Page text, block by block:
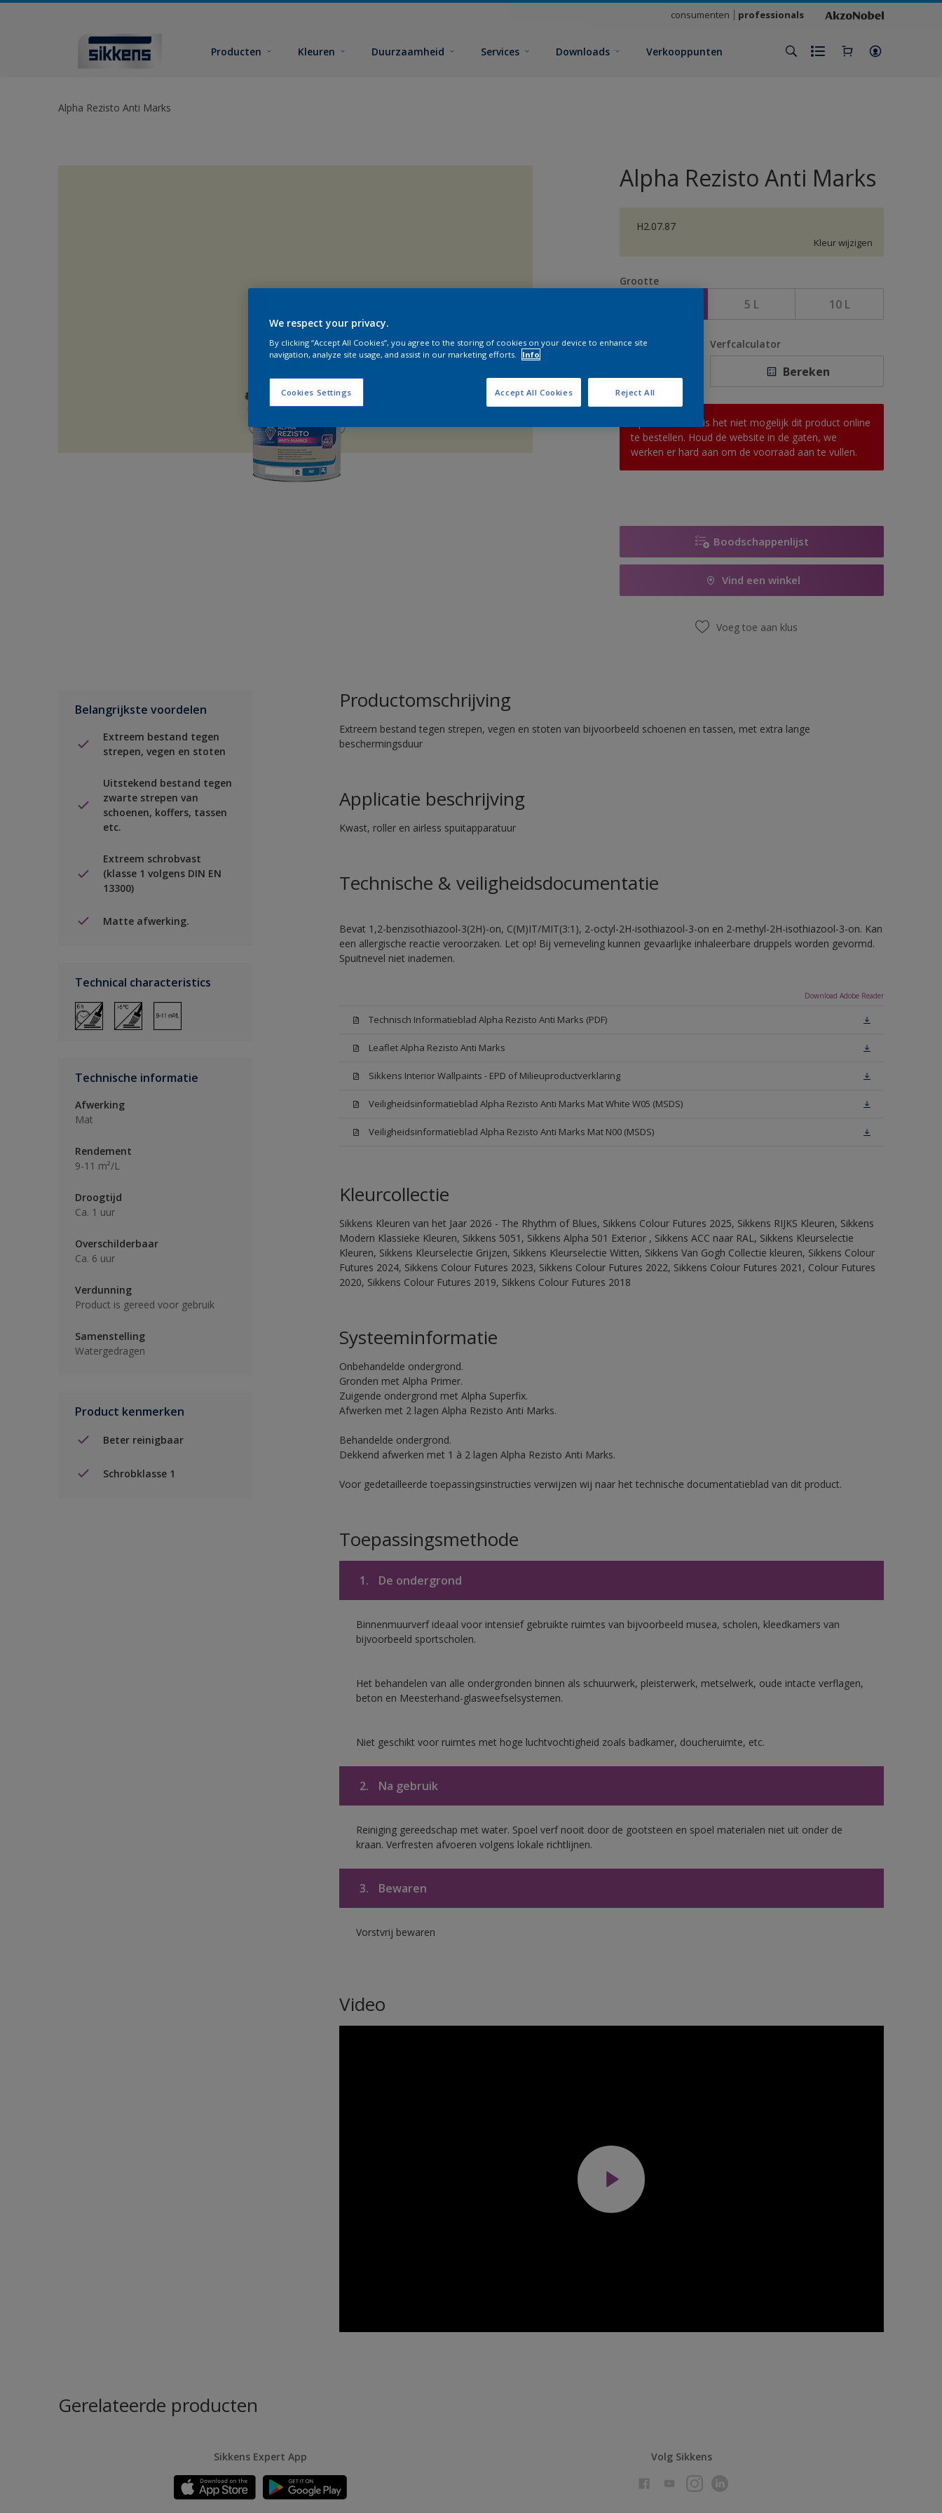
consumenten professionals
Producten Kleuren Duurzaamheid Services Downloads Verkooppunten
Alpha Rezisto Anti Marks
Alpha Rezisto Anti Marks
H2.07.87
Kleur wijzigen
Grootte
5 L 10 L
Aantal Verfcalculator
Bereken
Op dit moment is het niet mogelijk dit product online
te bestellen. Houd de website in de gaten, we
werken er hard aan om de voorraad aan te vullen.
Boodschappenlijst
Vind een winkel
Voeg toe aan klus
Belangrijkste voordelen
Extreem bestand tegen
strepen, vegen en stoten
Uitstekend bestand tegen
zwarte strepen van
schoenen, koffers, tassen
etc.
Extreem schrobvast
(klasse 1 volgens DIN EN
13300)
Matte afwerking.
Technical characteristics
Technische informatie
Afwerking
Mat
Rendement
9-11 m²/L
Droogtijd
Ca. 1 uur
Overschilderbaar
Ca. 6 uur
Verdunning
Product is gereed voor gebruik
Samenstelling
Watergedragen
Product kenmerken
Beter reinigbaar
Schrobklasse 1
Productomschrijving
Extreem bestand tegen strepen, vegen en stoten van bijvoorbeeld schoenen en tassen, met extra lange
beschermingsduur
Applicatie beschrijving
Kwast, roller en airless spuitapparatuur
Technische & veiligheidsdocumentatie
Bevat 1,2-benzisothiazool-3(2H)-on, C(M)IT/MIT(3:1), 2-octyl-2H-isothiazool-3-on en 2-methyl-2H-isothiazool-3-on. Kan
een allergische reactie veroorzaken. Let op! Bij verneveling kunnen gevaarlijke inhaleerbare druppels worden gevormd.
Spuitnevel niet inademen.
Download Adobe Reader
Technisch Informatieblad Alpha Rezisto Anti Marks (PDF)
Leaflet Alpha Rezisto Anti Marks
Sikkens Interior Wallpaints - EPD of Milieuproductverklaring
Veiligheidsinformatieblad Alpha Rezisto Anti Marks Mat White W05 (MSDS)
Veiligheidsinformatieblad Alpha Rezisto Anti Marks Mat N00 (MSDS)
Kleurcollectie
Sikkens Kleuren van het Jaar 2026 - The Rhythm of Blues, Sikkens Colour Futures 2025, Sikkens RIJKS Kleuren, Sikkens
Modern Klassieke Kleuren, Sikkens 5051, Sikkens Alpha 501 Exterior , Sikkens ACC naar RAL, Sikkens Kleurselectie
Kleuren, Sikkens Kleurselectie Grijzen, Sikkens Kleurselectie Witten, Sikkens Van Gogh Collectie kleuren, Sikkens Colour
Futures 2024, Sikkens Colour Futures 2023, Sikkens Colour Futures 2022, Sikkens Colour Futures 2021, Colour Futures
2020, Sikkens Colour Futures 2019, Sikkens Colour Futures 2018
Systeeminformatie
Onbehandelde ondergrond.
Gronden met Alpha Primer.
Zuigende ondergrond met Alpha Superfix.
Afwerken met 2 lagen Alpha Rezisto Anti Marks.
Behandelde ondergrond.
Dekkend afwerken met 1 à 2 lagen Alpha Rezisto Anti Marks.
Voor gedetailleerde toepassingsinstructies verwijzen wij naar het technische documentatieblad van dit product.
Toepassingsmethode
1. De ondergrond
Binnenmuurverf ideaal voor intensief gebruikte ruimtes van bijvoorbeeld musea, scholen, kleedkamers van
bijvoorbeeld sportscholen.
Het behandelen van alle ondergronden binnen als schuurwerk, pleisterwerk, metselwerk, oude intacte verflagen,
beton en Meesterhand-glasweefselsystemen.
Niet geschikt voor ruimtes met hoge luchtvochtigheid zoals badkamer, doucheruimte, etc.
2. Na gebruik
Reiniging gereedschap met water. Spoel verf nooit door de gootsteen en spoel materialen niet uit onder de
kraan. Verfresten afvoeren volgens lokale richtlijnen.
3. Bewaren
Vorstvrij bewaren
Video
Gerelateerde producten
Sikkens Expert App Volg Sikkens
We respect your privacy.
By clicking “Accept All Cookies”, you agree to the storing of cookies on your device to enhance site
navigation, analyze site usage, and assist in our marketing efforts.
Info
Cookies Settings Reject All
Accept All Cookies